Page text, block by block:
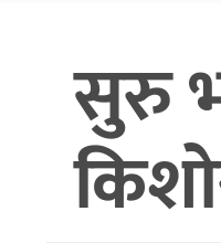
अन्तर्राष्ट्रिय
अन्तरवार्ता/
विचार
सुरु